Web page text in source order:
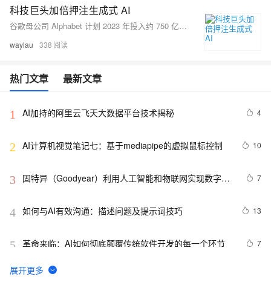
科技巨头加倍押注生成式 AI
谷歌母公司 Alphabet 计划 2023 年投入约 750 亿美元用于资本支出，主要用于数据中心扩建、芯片与服务器采购，支持核心业务及 AI 服务发展。CEO 皮查伊强调，此举将提升搜索等领域的竞争力，并推动 Gemini 等生成式 AI 模型进步。尽管经济形势不明朗，谷歌仍对 AI 领域充满信心，认为其投资将惠及消费者与企业客户。同时，微软与 Meta 等巨头也在加大 AI 基础设施投入，竞争激烈。普通人可从学习 AI 技能、结合自身领域、利用工具提效等方面抓住 AI 时代的机遇。相关学习资源包括《跟老卫学 AI 大模型开发》教程及 HarmonyOS NEXT+AI 课程。
waylau 338
热门文章 最新文章
1 AI加持的阿里云飞天大数据平台技术揭秘 4
2 AI计算机视觉笔记七：基于mediapipe的虚拟鼠标控制 10
3
固特异（Goodyear）利用人工智能和物联网实现数字化
7
4 如何与AI有效沟通：描述问题及提示词技巧 13
5 革命来临：AI如何彻底颠覆传统软件开发的每一个环节 7
6
89.4K star！这个开源LLM应用开发平台，让你轻松构建